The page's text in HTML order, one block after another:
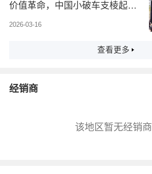
价值革命，中国小破车支棱起来
2026-03-16
查看更多
经销商
该地区暂无经销商